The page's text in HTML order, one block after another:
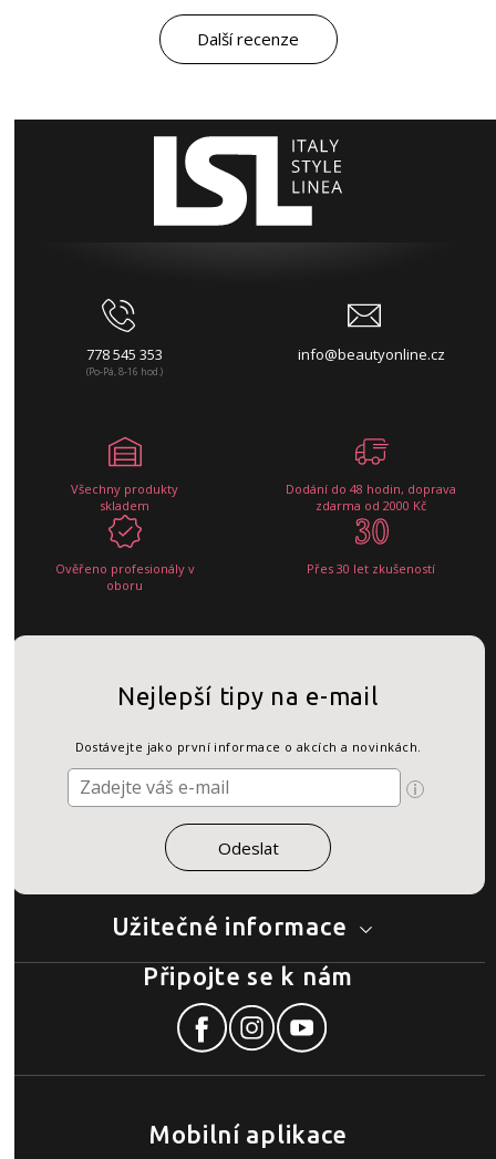
Další recenze
778 545 353
(Po-Pá, 8-16 hod.)
info@beautyonline.cz
Všechny produkty
skladem
Dodání do 48 hodin, doprava
zdarma od 2000 Kč
Ověřeno profesionály v
oboru
Přes 30 let zkušeností
Užitečné informace
Nejlepší tipy na e-mail
Dostávejte jako první informace o akcích a novinkách.
Mobilní aplikace
Připojte se k nám